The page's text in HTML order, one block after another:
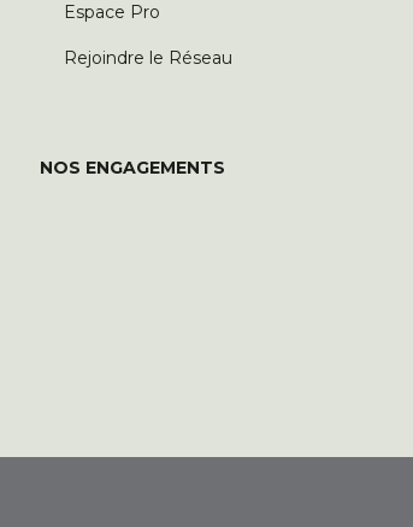
Espace Pro
Rejoindre le Réseau
NOS ENGAGEMENTS